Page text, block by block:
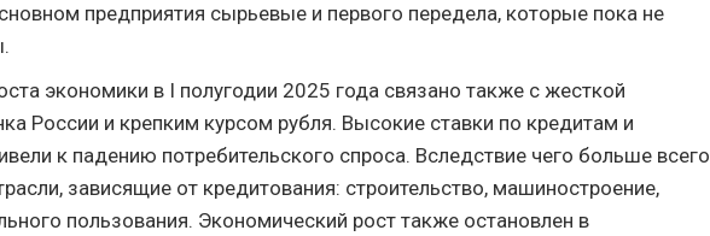
предприятия сырьевые и первого передела, которые пока не
экономики в I полугодии 2025 года связано также с жесткой
России и крепким курсом рубля. Высокие ставки по кредитам и
к падению потребительского спроса. Вследствие чего больше всего
зависящие от кредитования: строительство, машиностроение,
пользования. Экономический рост также остановлен в